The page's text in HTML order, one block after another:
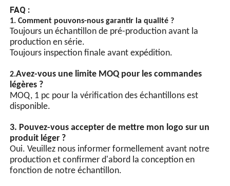
énergie
Perles de lampe LED à
haute luminosité, les perles
de lampe à économie
d'énergie à puce LED ont
sont plus économes en
énergie que les perles de
lampe ordinaires.
(facultatif)
Commande automatique
d'interrupteur d'éclairage,
équipée d'une puce
intégrée et de multiples
FAQ :
1. Comment pouvons-nous garantir la qualité ?
Toujours un échantillon de pré-production avant la
production en série.
Toujours inspection finale avant expédition.
2.Avez-vous une limite MOQ pour les commandes
légères ?
MOQ, 1 pc pour la vérification des échantillons est
disponible.
3. Pouvez-vous accepter de mettre mon logo sur un
produit léger ?
Oui. Veuillez nous informer formellement avant notre
production et confirmer d'abord la conception en
fonction de notre échantillon.